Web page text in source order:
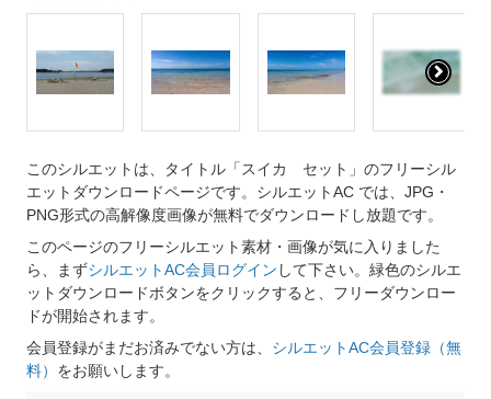
このシルエットは、タイトル「スイカ セット」のフリーシル
エットダウンロードページです。シルエットAC では、JPG・
PNG形式の高解像度画像が無料でダウンロードし放題です。
このページのフリーシルエット素材・画像が気に入りました
ら、まずシルエットAC会員ログイン して下さい。緑色のシルエ
ットダウンロードボタンをクリックすると、フリーダウンロー
ドが開始されます。
会員登録がまだお済みでない方は、 シルエットAC会員登録（無
料） をお願いします。